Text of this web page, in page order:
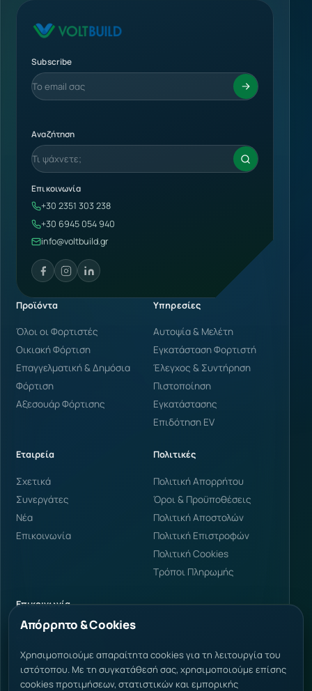
Απόρρητο & Cookies
Χρησιμοποιούμε απαραίτητα cookies για τη λειτουργία του
ιστότοπου. Με τη συγκατάθεσή σας, χρησιμοποιούμε επίσης
cookies προτιμήσεων, στατιστικών και εμπορικής
Subscribe
Αναζήτηση
Επικοινωνία
+30 2351 303 238
+30 6945 054 940
info@voltbuild.gr
Προϊόντα
Όλοι οι Φορτιστές
Οικιακή Φόρτιση
Επαγγελματική & Δημόσια
Φόρτιση
Αξεσουάρ Φόρτισης
Υπηρεσίες
Αυτοψία & Μελέτη
Εγκατάσταση Φορτιστή
Έλεγχος & Συντήρηση
Πιστοποίηση
Εγκατάστασης
Επιδότηση EV
Εταιρεία
Σχετικά
Συνεργάτες
Νέα
Επικοινωνία
Πολιτικές
Πολιτική Απορρήτου
Όροι & Προϋποθέσεις
Πολιτική Αποστολών
Πολιτική Επιστροφών
Πολιτική Cookies
Τρόποι Πληρωμής
Επικοινωνία
Φαρμάκη 34, Κατερίνη
info@voltbuild.gr
+30 2351 303238